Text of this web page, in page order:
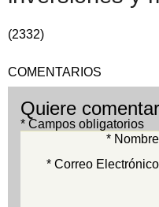
(2332)
COMENTARIOS
Quiere
* Campos obligatorios
*
* Correo